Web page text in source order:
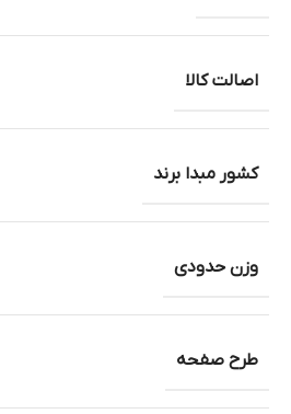
اصالت کالا
کشور مبدا برند
وزن حدودی
طرح صفحه